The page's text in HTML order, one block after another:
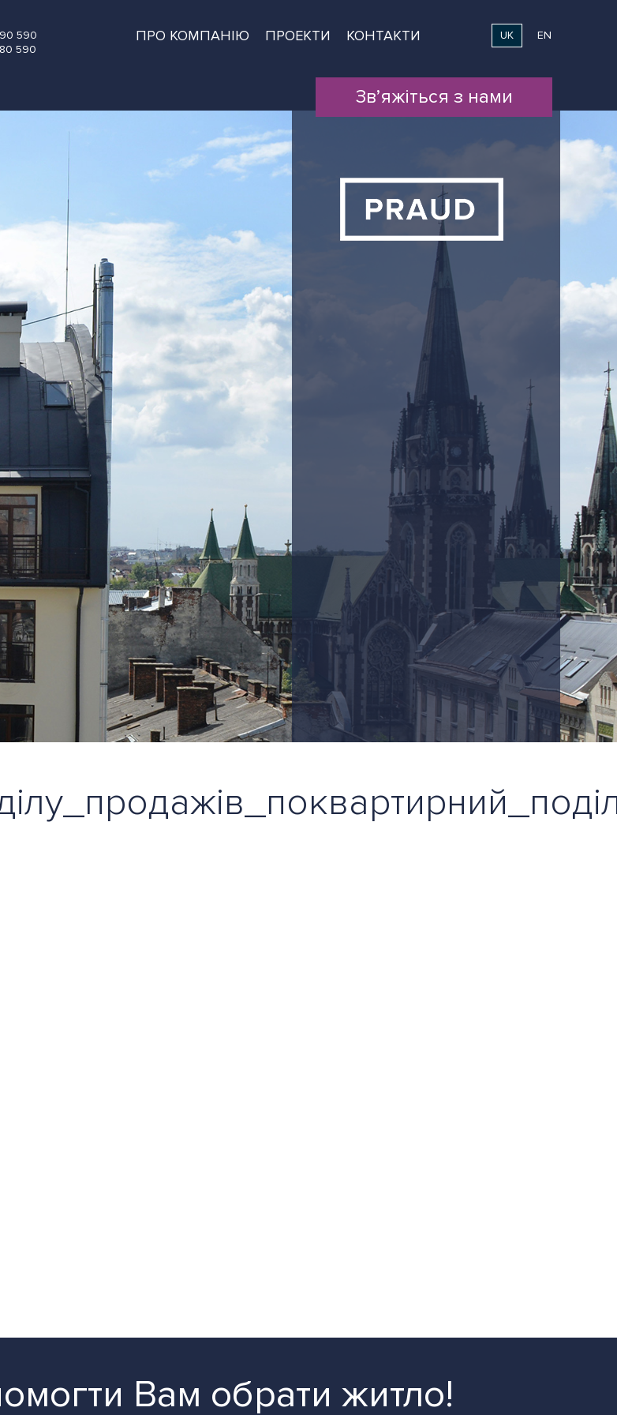
UK EN
590
590
ПРО КОМПАНІЮ ПРОЕКТИ КОНТАКТИ
Зв’яжіться з нами
Вам обрати житло!